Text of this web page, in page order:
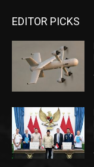
EDITOR PICKS